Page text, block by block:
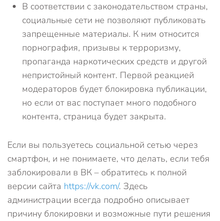
В соответствии с законодательством страны,
социальные сети не позволяют публиковать
запрещенные материалы. К ним относится
порнография, призывы к терроризму,
пропаганда наркотических средств и другой
непристойный контент. Первой реакцией
модераторов будет блокировка публикации,
но если от вас поступает много подобного
контента, страница будет закрыта.
Если вы пользуетесь социальной сетью через
смартфон, и не понимаете, что делать, если тебя
заблокировали в ВК – обратитесь к полной
версии сайта https://vk.com/. Здесь
администрации всегда подробно описывает
причину блокировки и возможные пути решения